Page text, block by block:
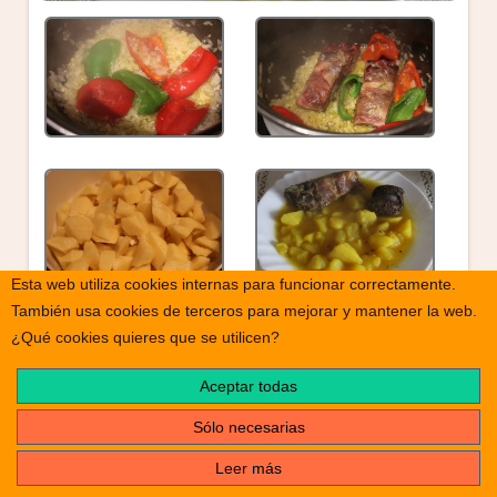
Nombre de la receta
Tiempo
alarm 2 Horas
Esta web utiliza cookies internas para funcionar correctamente.
También usa cookies de terceros para mejorar y mantener la web.
¿Qué cookies quieres que se utilicen?
Aceptar todas
Sólo necesarias
Leer más